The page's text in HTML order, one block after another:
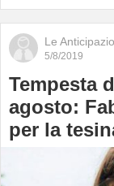
Le
5/8/2019
Tempesta
agosto:
per la